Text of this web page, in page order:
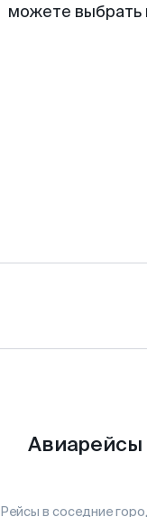
можете выбрать
Авиарейсы
Рейсы в соседние